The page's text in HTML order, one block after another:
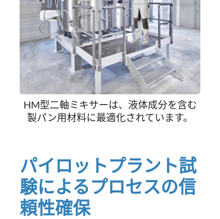
HM型二軸ミキサーは、液体成分を含む
製パン用材料に最適化されています。
パイロットプラント試
験によるプロセスの信
頼性確保